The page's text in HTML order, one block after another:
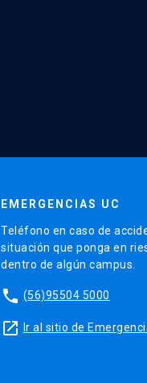
EMERGENCIAS UC
Teléfono en caso de
situación que ponga en
dentro de algún campus.
phone (56)95504 5000
launch Ir al sitio de